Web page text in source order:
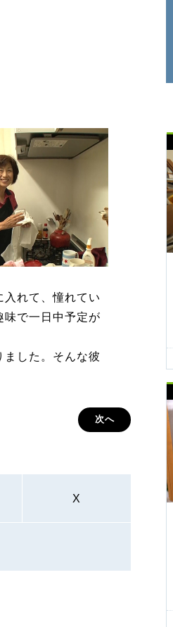
れて、憧れてい
で一日中予定が
した。そんな彼
次へ
X